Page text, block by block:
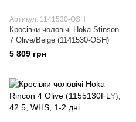
Артикул: 1141530-OSH
Кросівки чоловічі Hoka Stinson
7 Olive/Beige (1141530-OSH)
5 809 грн